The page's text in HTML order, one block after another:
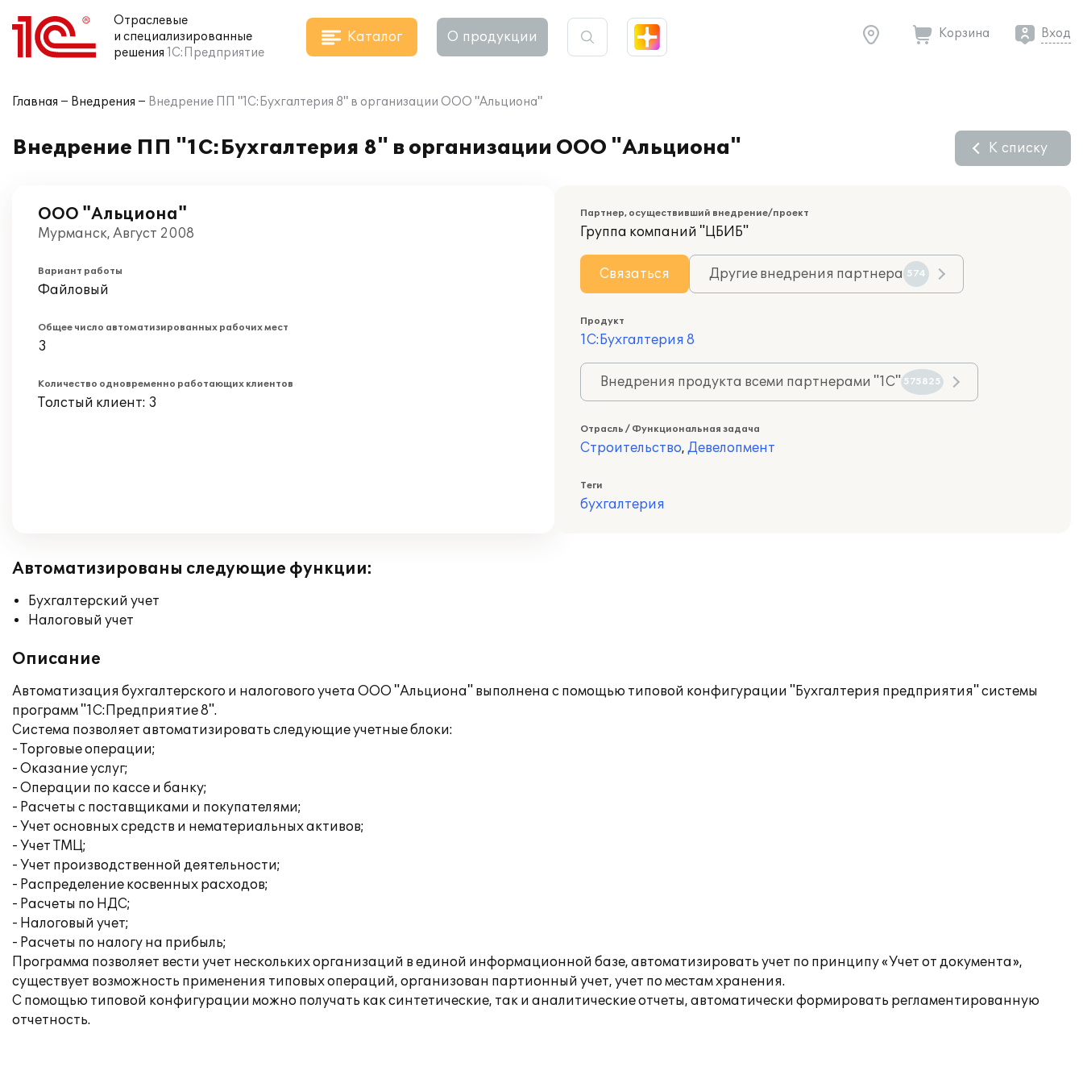
Отраслевые
и специализированные
решения 1С:Предприятие
Каталог О продукции Корзина Вход
Главная Внедрения Внедрение ПП "1С:Бухгалтерия 8" в организации ООО "Альциона"
Внедрение ПП "1С:Бухгалтерия 8" в организации ООО "Альциона" К списку
ООО "Альциона"
Мурманск, Август 2008
Вариант работы
Файловый
Общее число автоматизированных рабочих мест
3
Количество одновременно работающих клиентов
Толстый клиент: 3
Партнер, осуществивший внедрение/проект
Группа компаний "ЦБИБ"
Связаться Другие внедрения партнера 574
Продукт
1С:Бухгалтерия 8
Внедрения продукта всеми партнерами "1С" 575825
Отрасль / Функциональная задача
Строительство, Девелопмент
Теги
бухгалтерия
Автоматизированы следующие функции:
Бухгалтерский учет
Налоговый учет
Описание
Автоматизация бухгалтерского и налогового учета ООО "Альциона" выполнена с помощью типовой конфигурации "Бухгалтерия предприятия" системы
программ "1С:Предприятие 8".
Система позволяет автоматизировать следующие учетные блоки:
- Торговые операции;
- Оказание услуг;
- Операции по кассе и банку;
- Расчеты с поставщиками и покупателями;
- Учет основных средств и нематериальных активов;
- Учет ТМЦ;
- Учет производственной деятельности;
- Распределение косвенных расходов;
- Расчеты по НДС;
- Налоговый учет;
- Расчеты по налогу на прибыль;
Программа позволяет вести учет нескольких организаций в единой информационной базе, автоматизировать учет по принципу «Учет от документа»,
существует возможность применения типовых операций, организован партионный учет, учет по местам хранения.
С помощью типовой конфигурации можно получать как синтетические, так и аналитические отчеты, автоматически формировать регламентированную
отчетность.